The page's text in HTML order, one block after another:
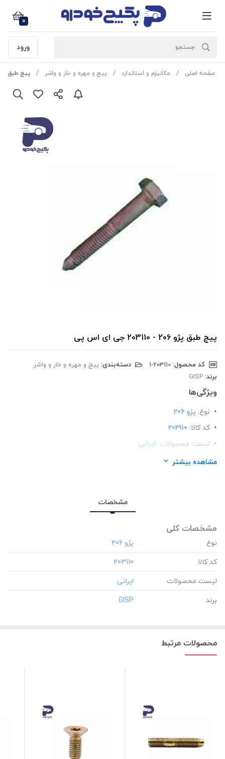
0
ورود
صفحه اصلی مکانیزم و استاندارد پیچ و مهره و خار و واشر پیچ طبق پژو 206 - 203110 جی
پیچ طبق پژو 206 - 203110 جی ای اس پی
کد محصول: دسته‌بندی: پیچ و مهره و خار و واشر
برند: GISP
ویژگی‌ها
نوع: پژو 206
کد کالا: 203110
لیست محصولات: ایرانی
برند:GISP
مشاهده بیشتر
مشخصات
مشخصات کلی
نوع
کد کالا
‎203110
لیست محصولات
برند
‎GISP
محصولات مرتبط